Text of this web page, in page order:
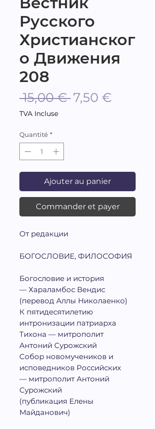
Русского
Христианског
о Движения
208
15,00 € Prix
7,50 €
TVA Incluse
Quantité *
Ajouter au panier
Commander et payer
От редакции
БОГОСЛОВИЕ, ФИЛОСОФИЯ
Богословие и история
— Хараламбос Вендис
(перевод Аллы Николаенко)
К пятидесятилетию
интронизации патриарха
Тихона — митрополит
Антоний Сурожский
Собор новомучеников и
исповедников Российских
— митрополит Антоний
Сурожский
(публикация Елены
Майданович)